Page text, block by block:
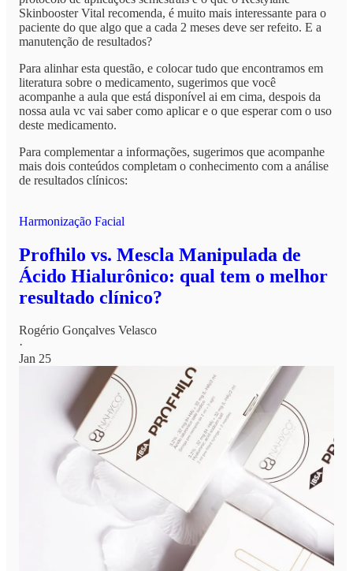
Skinbooster Vital recomenda, é muito mais interessante para o
paciente do que algo que a cada 2 meses deve ser refeito. E a
manutenção de resultados?
Para alinhar esta questão, e colocar tudo que encontramos em
literatura sobre o medicamento, sugerimos que você
acompanhe a aula que está disponível ai em cima, despois da
nossa aula vc vai saber como aplicar e o que esperar com o uso
deste medicamento.
Para complementar a informações, sugerimos que acompanhe
mais dois conteúdos completam o conhecimento com a análise
de resultados clínicos:
Harmonização Facial
Profhilo vs. Mescla Manipulada de
Ácido Hialurônico: qual tem o melhor
resultado clínico?
Rogério Gonçalves Velasco
·
Jan 25